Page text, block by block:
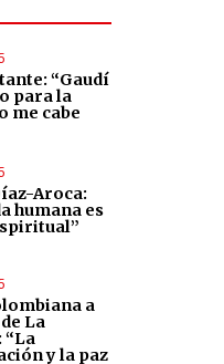
“Gaudí
para la
me cabe
Aroca:
humana es
a
La
“La
y la paz